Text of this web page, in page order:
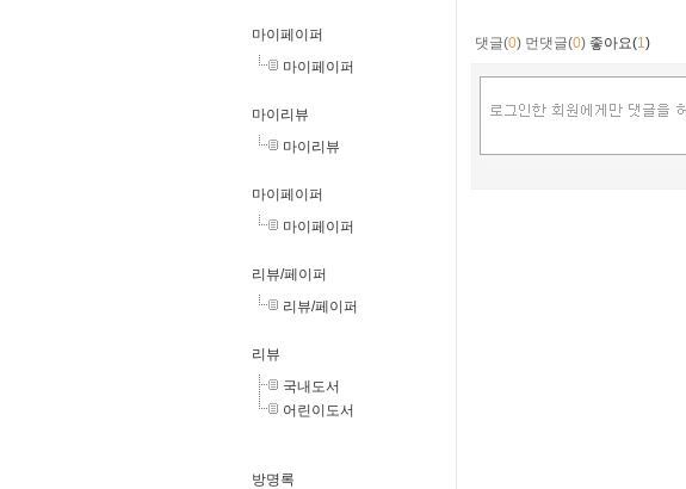
마이페이퍼
마이페이퍼
마이리뷰
마이리뷰
마이페이퍼
마이페이퍼
리뷰/페이퍼
리뷰/페이퍼
리뷰
국내도서
어린이도서
방명록
댓글(0) 먼댓글(0) 좋아요(1)